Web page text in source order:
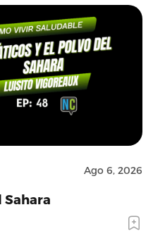
Ago 6, 2026
Sahara